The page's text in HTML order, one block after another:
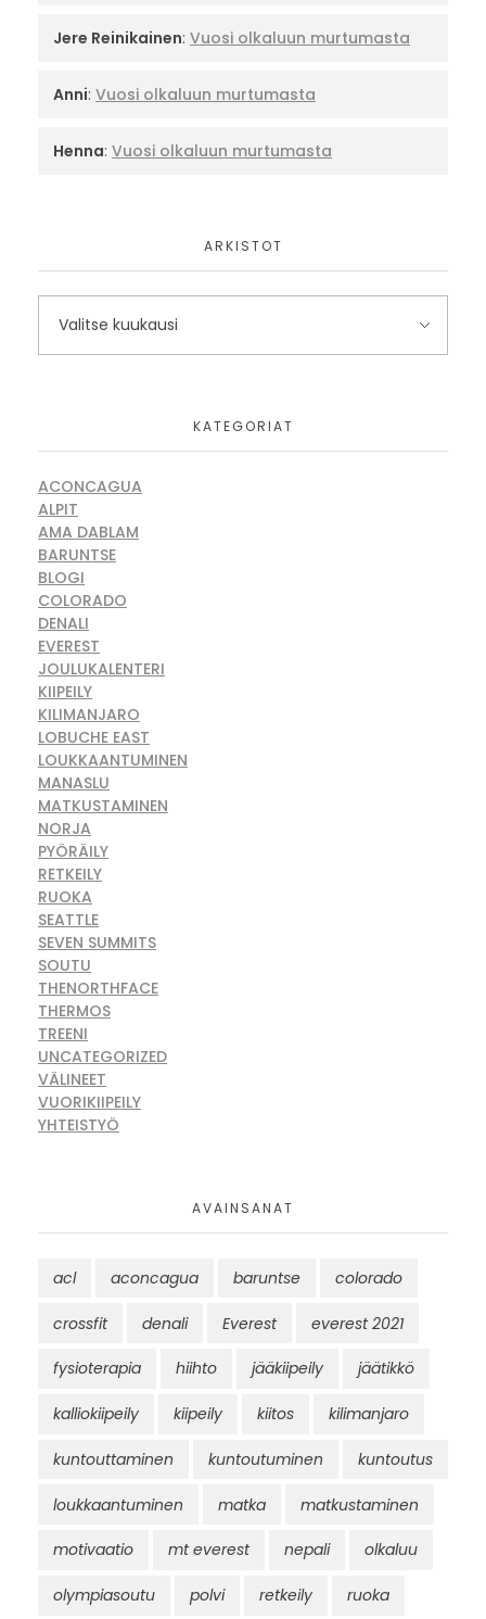
Jere Reinikainen: Vuosi olkaluun murtumasta
Anni: Vuosi olkaluun murtumasta
Henna: Vuosi olkaluun murtumasta
ARKISTOT
KATEGORIAT
ACONCAGUA
ALPIT
AMA DABLAM
BARUNTSE
BLOGI
COLORADO
DENALI
EVEREST
JOULUKALENTERI
KIIPEILY
KILIMANJARO
LOBUCHE EAST
LOUKKAANTUMINEN
MANASLU
MATKUSTAMINEN
NORJA
PYÖRÄILY
RETKEILY
RUOKA
SEATTLE
SEVEN SUMMITS
SOUTU
THENORTHFACE
THERMOS
TREENI
UNCATEGORIZED
VÄLINEET
VUORIKIIPEILY
YHTEISTYÖ
AVAINSANAT
acl aconcagua baruntse colorado
crossfit denali Everest everest 2021
fysioterapia hiihto jääkiipeily jäätikkö
kalliokiipeily kiipeily kiitos kilimanjaro
kuntouttaminen kuntoutuminen kuntoutus
loukkaantuminen matka matkustaminen
motivaatio mt everest nepali olkaluu
olympiasoutu polvi retkeily ruoka